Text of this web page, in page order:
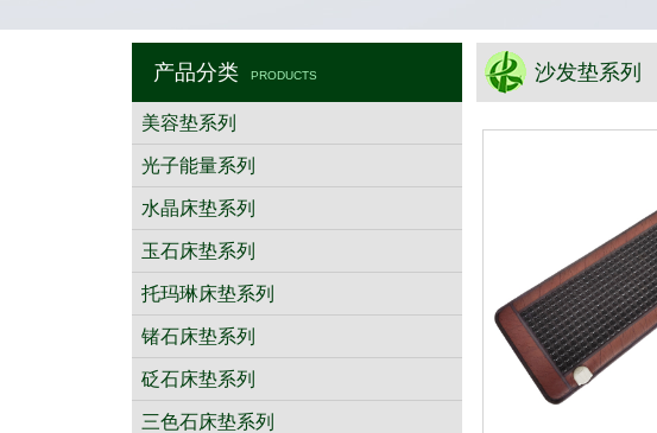
产品分类 PRODUCTS
美容垫系列
光子能量系列
水晶床垫系列
玉石床垫系列
托玛琳床垫系列
锗石床垫系列
砭石床垫系列
三色石床垫系列
沙发垫系列